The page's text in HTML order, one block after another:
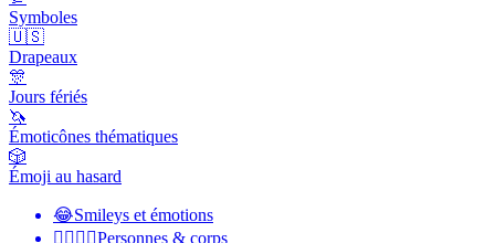
Symboles
🇺🇸
Drapeaux
🎊
Jours fériés
🦄
Émoticônes thématiques
🎲
Émoji au hasard
😂Smileys et émotions
👩‍❤️‍💋‍👨Personnes & corps